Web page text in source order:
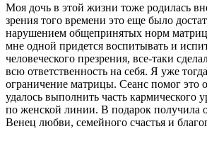
Моя дочь в этой жизни тоже родилась
зрения того времени это еще было
нарушением общепринятых норм
мне одной придется воспитывать и
человеческого презрения, все-таки
всю ответственность на себя. Я уже
ограничение матрицы. Сеанс помог это
удалось выполнить часть кармического
по женской линии. В подарок получила
Венец любви, семейного счастья и